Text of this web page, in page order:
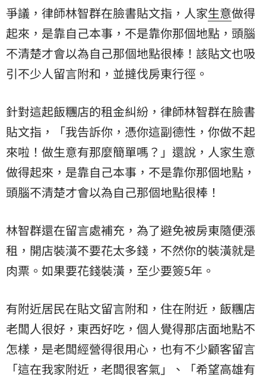
爭議，律師林智群在臉書貼文指，人家生意做得
起來，是靠自己本事，不是靠你那個地點，頭腦
不清楚才會以為自己那個地點很棒！該貼文也吸
引不少人留言附和，並撻伐房東行徑。
針對這起飯糰店的租金糾紛，律師林智群在臉書
貼文指，「我告訴你，憑你這副德性，你做不起
來啦！做生意有那麼簡單嗎？」還說，人家生意
做得起來，是靠自己本事，不是靠你那個地點，
頭腦不清楚才會以為自己那個地點很棒！
林智群還在留言處補充，為了避免被房東隨便漲
租，開店裝潢不要花太多錢，不然你的裝潢就是
肉票。如果要花錢裝潢，至少要簽5年。
有附近居民在貼文留言附和，住在附近，飯糰店
老闆人很好，東西好吃，個人覺得那店面地點不
怎樣，是老闆經營得很用心，也有不少顧客留言
「這在我家附近，老闆很客氣」、「希望高雄有